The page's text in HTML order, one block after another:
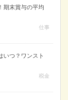
期末賞与の平均
仕事
いつ？ワンスト
税金